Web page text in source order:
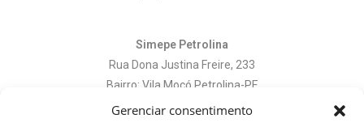
Gerenciar consentimento
Simepe Petrolina
Rua Dona Justina Freire, 233
Bairro: Vila Mocó Petrolina-PE
CEP: 56306-415